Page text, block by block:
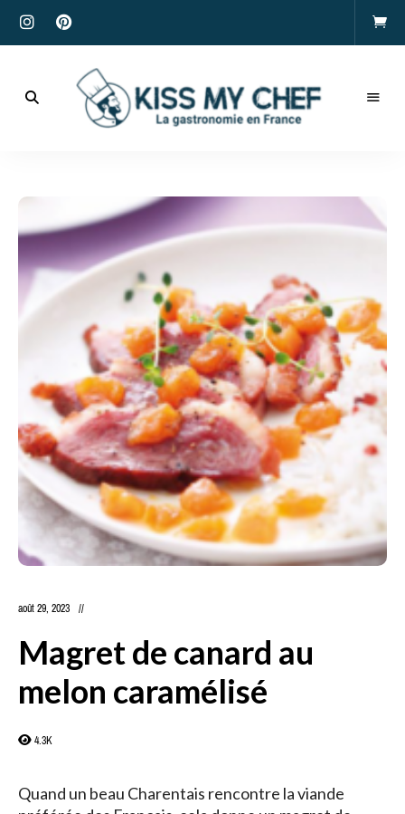
Chef
août 29, 2023
Magret de canard au
melon caramélisé
4.3K
Quand un beau Charentais rencontre la viande